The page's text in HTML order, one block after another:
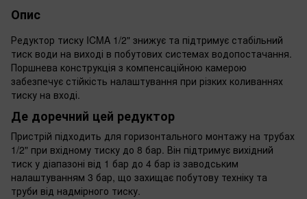
Опис
Редуктор тиску ICMA 1/2" знижує та підтримує стабільний
тиск води на виході в побутових системах водопостачання.
Поршнева конструкція з компенсаційною камерою
забезпечує стійкість налаштування при різких коливаннях
тиску на вході.
Де доречний цей редуктор
Пристрій підходить для горизонтального монтажу на трубах
1/2" при вхідному тиску до 8 бар. Він підтримує вихідний
тиск у діапазоні від 1 бар до 4 бар із заводським
налаштуванням 3 бар, що захищає побутову техніку та
труби від надмірного тиску.